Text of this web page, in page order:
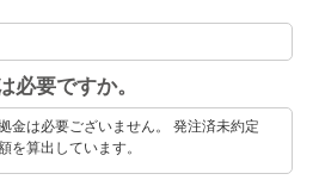
必要ですか。
金は必要ございません。 発注済未約定
を算出しています。